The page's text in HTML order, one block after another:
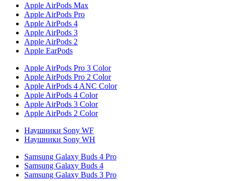
Apple AirPods Max
Apple AirPods Pro
Apple AirPods 4
Apple AirPods 3
Apple AirPods 2
Apple EarPods
Apple AirPods Pro 3 Color
Apple AirPods Pro 2 Color
Apple AirPods 4 ANC Color
Apple AirPods 4 Color
Apple AirPods 3 Color
Apple AirPods 2 Color
Наушники Sony WF
Наушники Sony WH
Samsung Galaxy Buds 4 Pro
Samsung Galaxy Buds 4
Samsung Galaxy Buds 3 Pro